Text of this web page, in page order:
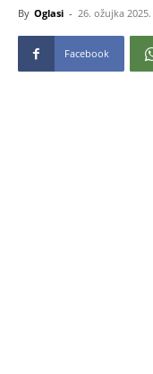
By Oglasi - 26. ožujka 2025.
Facebook